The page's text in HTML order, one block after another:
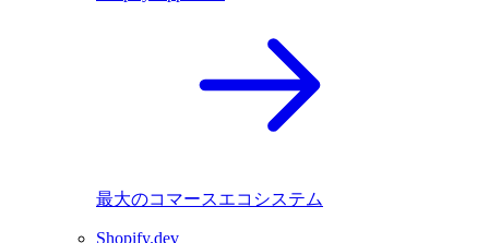
最大のコマースエコシステム
Shopify.dev